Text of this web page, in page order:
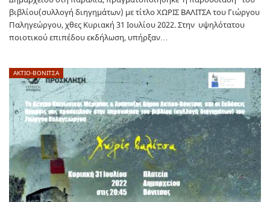
βιβλίου(συλλογή διηγημάτων) με τίτλο ΧΩΡΙΣ ΒΑΛΙΤΣΑ του Γιώργου
Παληγεώργου, χθες Κυριακή 31 Ιουλίου 2022. Στην υψηλότατου
ποιοτικού επιπέδου εκδήλωση, υπήρξαν…
ΑΚΤΙΟ-ΒΟΝΙΤΣΑ